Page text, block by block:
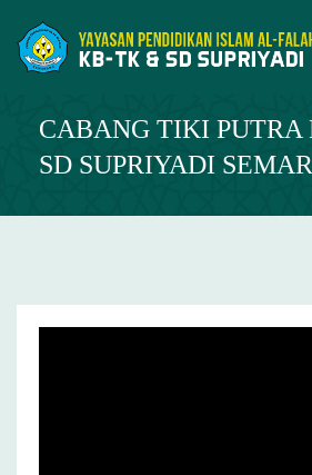
content
CABANG TIKI PUTRA
SD SUPRIYADI